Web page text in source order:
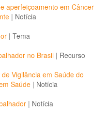
aperfeiçoamento em Câncer
| Notícia
| Tema
no Brasil | Recurso
Vigilância em Saúde do
Saúde | Notícia
| Notícia